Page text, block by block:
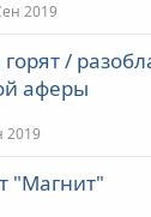
2019
/
аферы
2019
"Магнит"